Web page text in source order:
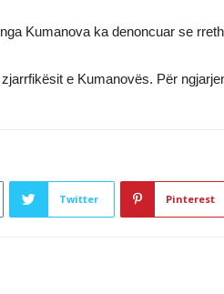
Kumanova ka denoncuar se
e Kumanovës. Për
Twitter Pinterest